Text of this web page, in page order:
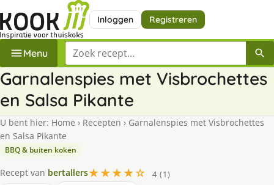
Inloggen Registreren
Menu Zoek een recept
Garnalenspies met Visbrochettes
en Salsa Pikante
U bent hier: Home › Recepten › Garnalenspies met Visbrochettes
en Salsa Pikante
BBQ & buiten koken
Recept van bertallers★★★★☆
4 (1)